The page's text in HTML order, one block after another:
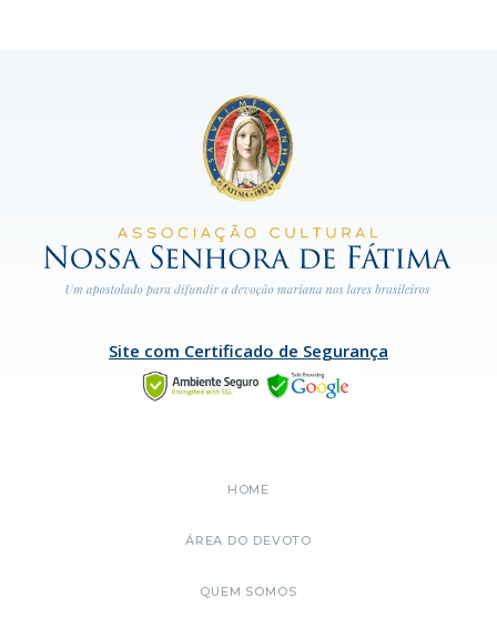
Site com Certificado de Segurança
HOME
ÁREA DO DEVOTO
QUEM SOMOS